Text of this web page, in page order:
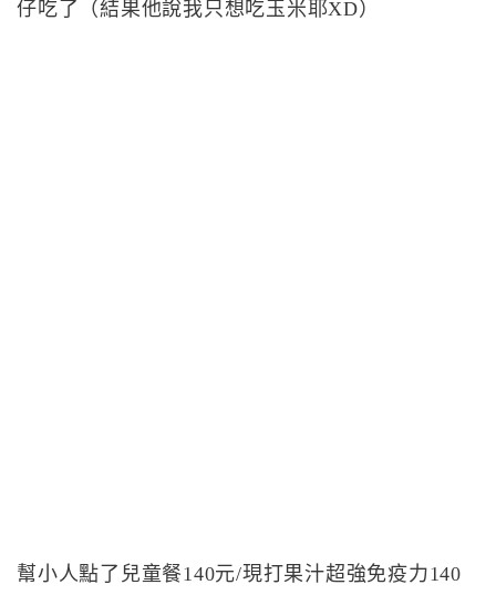
仔吃了（結果他說我只想吃玉米耶XD）
幫小人點了兒童餐140元/現打果汁超強免疫力140